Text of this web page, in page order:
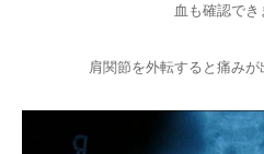
血も確認でき
肩関節を外転すると痛みが